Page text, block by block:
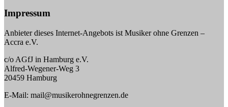
Impressum
Anbieter dieses Internet-Angebots ist Musiker ohne Grenzen –
Accra e.V.
c/o AGfJ in Hamburg e.V.
Alfred-Wegener-Weg 3
20459 Hamburg
E-Mail: mail@musikerohnegrenzen.de